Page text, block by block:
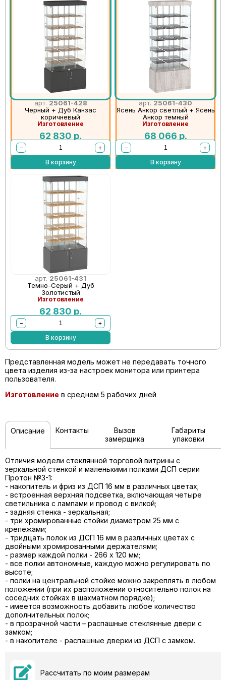
арт.25061-428
Черный + Дуб Канзас
коричневый
Изготовление
62 830 р.
−
+
В корзину
арт.25061-430
Ясень Анкор светлый + Ясень
Анкор темный
Изготовление
68 066 р.
−
+
В корзину
арт. 25061-431
Темно-Серый + Дуб
Золотистый
Изготовление
62 830 р.
−
+
В корзину
Представленная модель может не передавать точного
цвета изделия из-за настроек монитора или принтера
пользователя.
Изготовление в среднем 5 рабочих дней
Описание Контакты
Вызов
замерщика
Габариты
упаковки
Отличия модели стеклянной торговой витрины с
зеркальной стенкой и маленькими полками ДСП серии
Протон №3-1:
- накопитель и фриз из ДСП 16 мм в различных цветах;
- встроенная верхняя подсветка, включающая четыре
светильника с лампами и провод с вилкой;
- задняя стенка - зеркальная;
- три хромированные стойки диаметром 25 мм с
крепежами;
- тридцать полок из ДСП 16 мм в различных цветах с
двойными хромированными держателями;
- размер каждой полки - 266 х 120 мм;
- все полки автономные, каждую можно регулировать по
высоте;
- полки на центральной стойке можно закреплять в любом
положении (при их расположении относительно полок на
соседних стойках в шахматном порядке);
- имеется возможность добавить любое количество
дополнительных полок;
- в прозрачной части – распашные стеклянные двери с
замком;
- в накопителе - распашные дверки из ДСП с замком.
Рассчитать по моим размерам